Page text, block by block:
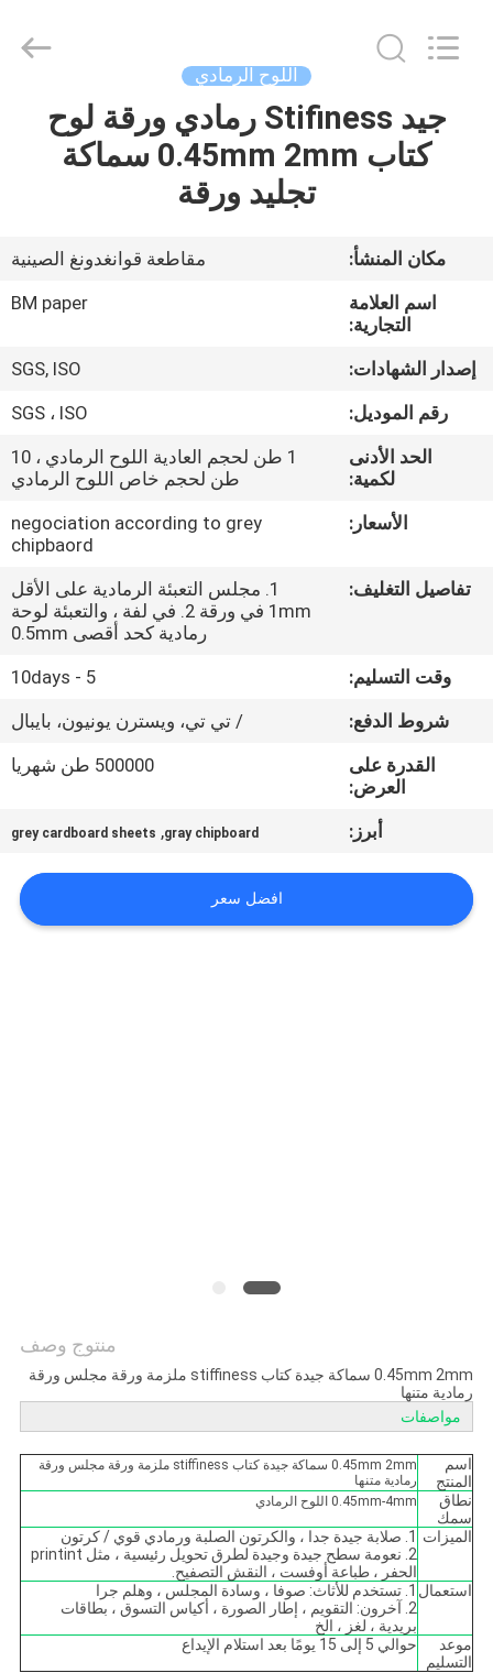
المنزل
معلومات
جولة
المصنع
مراقبة
أخبار
القضايا
خريطة
الموقع
BMPAPER
CO.,LTD.
اللوح الرمادي
جيد Stifiness رمادي ورقة لوح
كتاب 0.45mm 2mm سماكة
تجليد ورقة
مكان المنشأ:
مقاطعة قوانغدونغ الصينية
اسم العلامة
التجارية:
BM paper
إصدار الشهادات:
SGS, ISO
رقم الموديل:
SGS ، ISO
الحد الأدنى
لكمية:
1 طن لحجم العادية اللوح الرمادي ، 10
طن لحجم خاص اللوح الرمادي
الأسعار:
negociation according to grey
chipbaord
تفاصيل التغليف:
1. مجلس التعبئة الرمادية على الأقل
1mm في ورقة 2. في لفة ، والتعبئة لوحة
رمادية كحد أقصى 0.5mm
وقت التسليم:
5 - 10days
شروط الدفع:
/ تي تي، ويسترن يونيون، بايبال
القدرة على
العرض:
500000 طن شهريا
أبرز: gray chipboard
,
grey cardboard sheets
افضل سعر
منتوج وصف
0.45mm 2mm سماكة جيدة كتاب stiffiness ملزمة ورقة مجلس ورقة
رمادية متنها
مواصفات
اسم
المنتج
0.45mm 2mm سماكة جيدة كتاب stiffiness ملزمة ورقة مجلس ورقة
رمادية متنها
نطاق
سمك
0.45mm-4mm اللوح الرمادي
الميزات 1. صلابة جيدة جدا ، والكرتون الصلبة ورمادي قوي / كرتون
2. نعومة سطح جيدة وجيدة لطرق تحويل رئيسية ، مثل printint
الحفر ، طباعة أوفست ، النقش التصفيح.
استعمال 1. تستخدم للأثاث: صوفا ، وسادة المجلس ، وهلم جرا
2. آخرون: التقويم ، إطار الصورة ، أكياس التسوق ، بطاقات
بريدية ، لغز ، الخ
موعد
التسليم
حوالي 5 إلى 15 يومًا بعد استلام الإيداع